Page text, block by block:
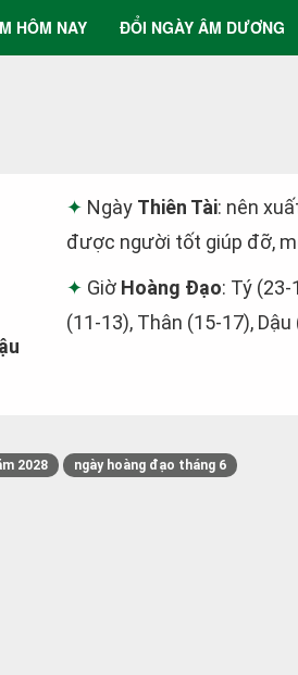
HÔM NAY ĐỔI NGÀY ÂM DƯƠNG
Ngày Thiên Tài: nên
được người tốt giúp đỡ,
Giờ Hoàng Đạo: Tý (23-
(11-13), Thân (15-17), Dậu
2028 ngày hoàng đạo tháng 6